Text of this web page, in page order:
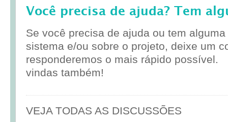
Você precisa de ajuda? Tem
Se você precisa de ajuda ou tem
sistema e/ou sobre o projeto, deixe um
responderemos o mais rápido possível.
vindas também!
VEJA TODAS AS DISCUSSÕES